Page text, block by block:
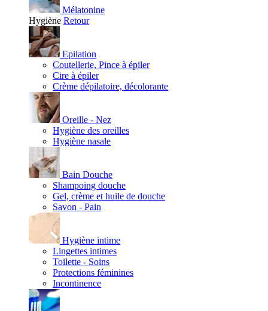
Mélatonine
Hygiène Retour
Epilation
Coutellerie, Pince à épiler
Cire à épiler
Crème dépilatoire, décolorante
Oreille - Nez
Hygiène des oreilles
Hygiène nasale
Bain Douche
Shampoing douche
Gel, crème et huile de douche
Savon - Pain
Hygiène intime
Lingettes intimes
Toilette - Soins
Protections féminines
Incontinence